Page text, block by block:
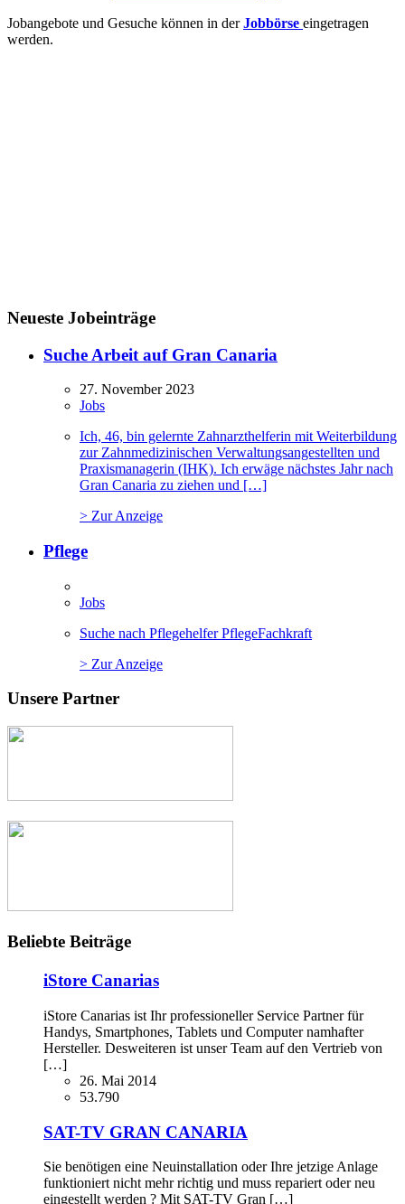
Jobangebote und Gesuche können in derJobbörse eingetragen
werden.
Neueste Jobeinträge
Suche Arbeit auf Gran Canaria
27. November 2023
Jobs
Ich, 46, bin gelernte Zahnarzthelferin mit Weiterbildung
zur Zahnmedizinischen Verwaltungsangestellten und
Praxismanagerin (IHK). Ich erwäge nächstes Jahr nach
Gran Canaria zu ziehen und […]
> Zur Anzeige
Pflege
Jobs
Suche nach Pflegehelfer PflegeFachkraft
> Zur Anzeige
Unsere Partner
Beliebte Beiträge
iStore Canarias
iStore Canarias ist Ihr professioneller Service Partner für
Handys, Smartphones, Tablets und Computer namhafter
Hersteller. Desweiteren ist unser Team auf den Vertrieb von
[…]
26. Mai 2014
53.790
SAT-TV GRAN CANARIA
Sie benötigen eine Neuinstallation oder Ihre jetzige Anlage
funktioniert nicht mehr richtig und muss repariert oder neu
eingestellt werden ? Mit SAT-TV Gran […]